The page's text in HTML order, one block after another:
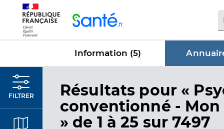
Information (5)
FILTRER Résultats dans
pour «
conventionné -
» de 1 à 25 sur 7497
Panneau de gestion des cookies